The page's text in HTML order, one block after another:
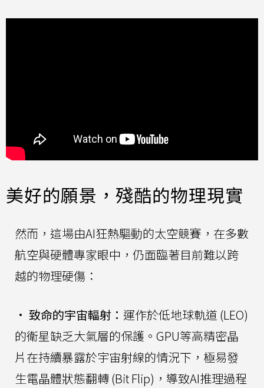
美好的願景，殘酷的物理現實
然而，這場由AI狂熱驅動的太空競賽，在多數
航空與硬體專家眼中，仍面臨著目前難以跨
越的物理硬傷：
• 致命的宇宙輻射： 運作於低地球軌道 (LEO)
的衛星缺乏大氣層的保護。GPU等高精密晶
片在持續暴露於宇宙射線的情況下，極易發
生電晶體狀態翻轉 (Bit Flip)，導致AI推理過程